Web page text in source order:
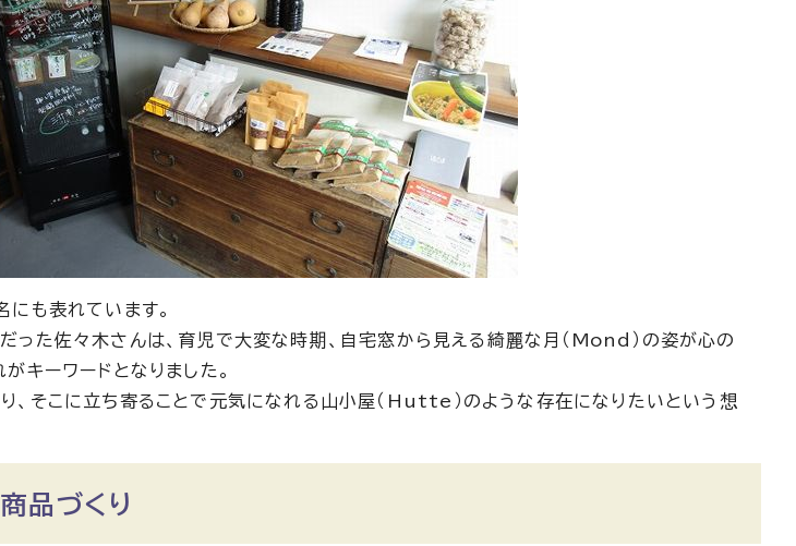
にも表れています。
った佐々木さんは、育児で大変な時期、自宅窓から見える綺麗な月（Mond）の姿が心の
キーワードとなりました。
、そこに立ち寄ることで元気になれる山小屋（Hutte）のような存在になりたいという想
品づくり